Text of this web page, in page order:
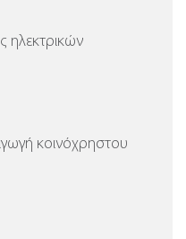
ηλεκτρικών
κοινόχρηστου